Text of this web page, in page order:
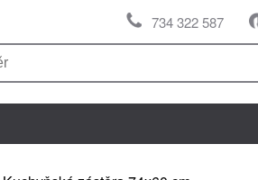
734 322 587